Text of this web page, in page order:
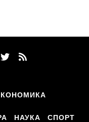
НАУКА СПОРТ